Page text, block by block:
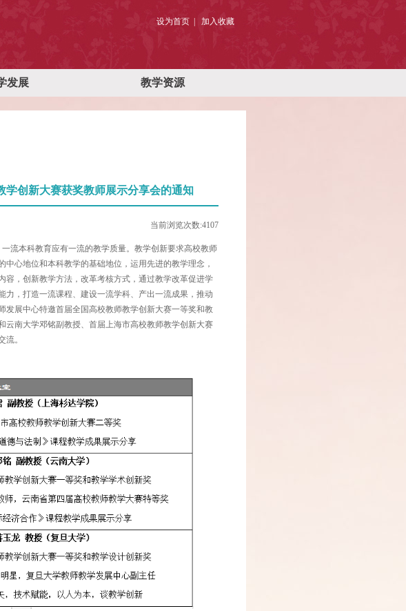
设为首页 加入收藏
发展 教学资源
学创新大赛获奖教师展示分享会的通知
当前浏览次数:4107
流本科教育应有一流的教学质量。教学创新要求高校教师
心地位和本科教学的基础地位，运用先进的教学理念，
容，创新教学方法，改革考核方式，通过教学改革促进学
力，打造一流课程、建设一流学科、产出一流成果，推动
发展中心特邀首届全国高校教师教学创新大赛一等奖和教
云南大学邓铭副教授、首届上海市高校教师教学创新大赛
流。